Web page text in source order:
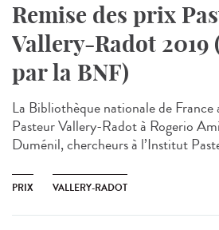
Remise des prix
Vallery-Radot 2019
par la BNF)
La Bibliothèque nationale de France
Pasteur Vallery-Radot à Rogerio
Duménil, chercheurs à l’Institut
PRIX VALLERY-RADOT